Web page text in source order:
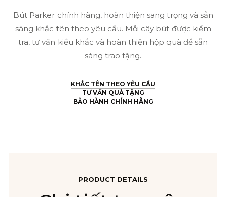
Bút Parker chính hãng, hoàn thiện sang trọng và sẵn
sàng khắc tên theo yêu cầu. Mỗi cây bút được kiểm
tra, tư vấn kiểu khắc và hoàn thiện hộp quà để sẵn
sàng trao tặng.
KHẮC TÊN THEO YÊU CẦU
TƯ VẤN QUÀ TẶNG
BẢO HÀNH CHÍNH HÃNG
PRODUCT DETAILS